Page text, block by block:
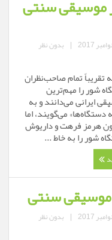
موسیقی سنتی
| بدون نظر
تقریباً تمام صاحب‌نظران
شور را مهم‌ترین
ایرانی می‌دانند و به
دستگاه‌ها» می‌گویند، اما
هرمز فرهت و داریوش
شور را به خاط ...
سنتی
| بدون نظر